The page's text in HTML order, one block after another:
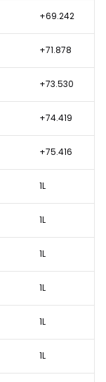
+69.242
+71.878
+73.530
+74.419
+75.416
1L
1L
1L
1L
1L
1L